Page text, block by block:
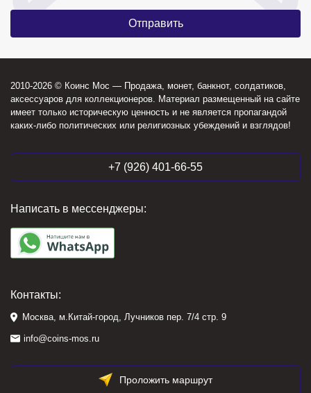
2010-2026 © Коинс Мос — Продажа, монет, банкнот, солдатиков,
аксессуаров для коллекционеров. Материал размещенный на сайте
имеет только историческую ценность и не является пропагандой
каких-либо политических или религиозных убеждений и взглядов!
+7 (926) 401-66-55
Написать в мессенджеры:
Контакты:
Москва, м.Китай-город, Лучников пер. 7/4 стр. 9
info@coins-mos.ru
Проложить маршрут